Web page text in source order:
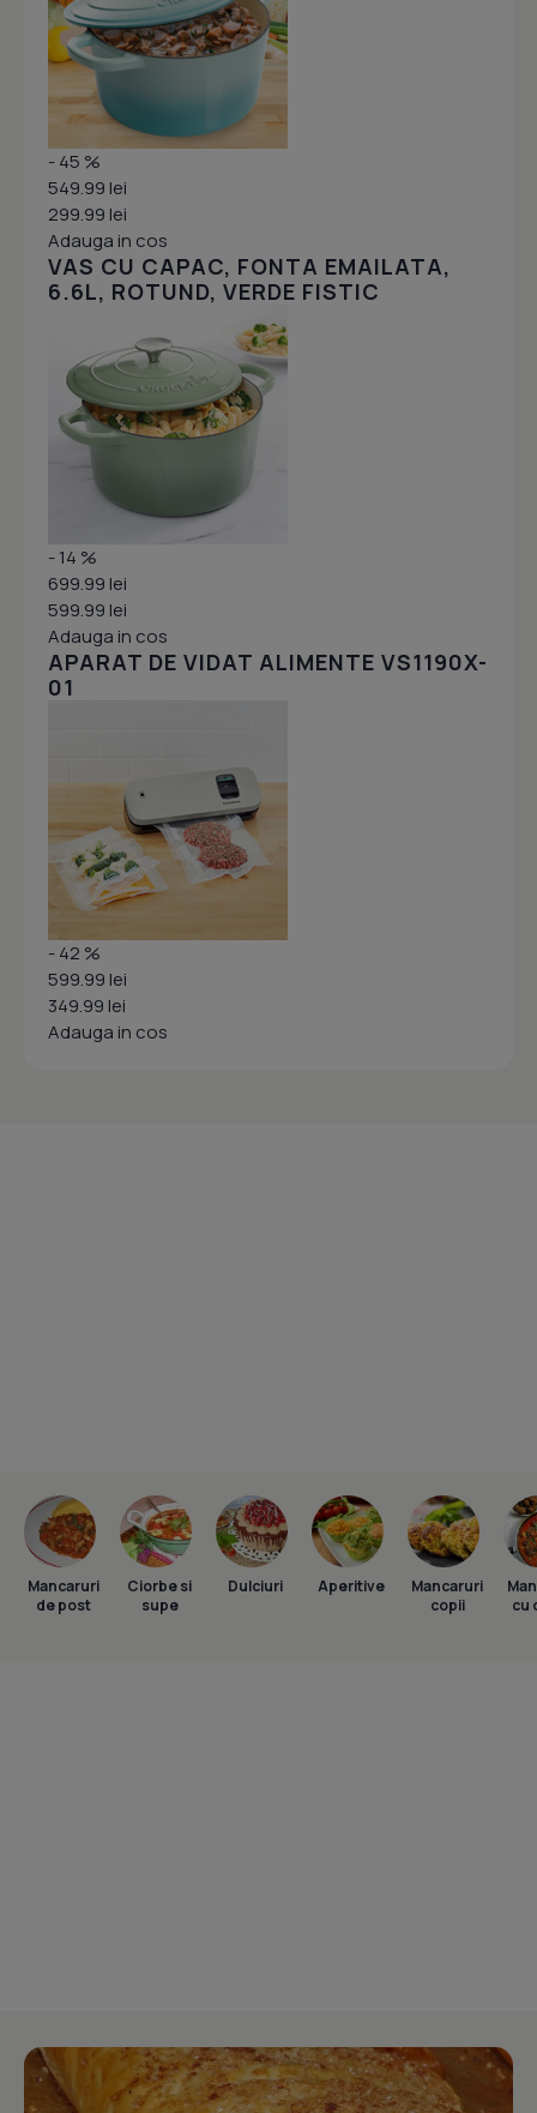
- 45 %
549.99 lei
299.99 lei
Adauga in cos
VAS CU CAPAC, FONTA EMAILATA,
6.6L, ROTUND, VERDE FISTIC
- 14 %
699.99 lei
599.99 lei
Adauga in cos
APARAT DE VIDAT ALIMENTE VS1190X-
01
- 42 %
599.99 lei
349.99 lei
Adauga in cos
Mancaruri
de post
Ciorbe si
supe
Dulciuri Aperitive
Mancaruri
copii
cu